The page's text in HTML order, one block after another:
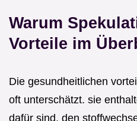
Warum
Vorteile im
Die gesundheitlichen
oft unterschätzt. sie
dafür sind, den